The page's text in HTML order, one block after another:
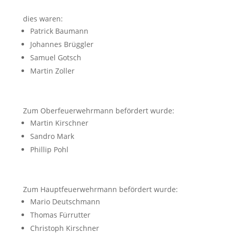
dies waren:
Patrick Baumann
Johannes Brüggler
Samuel Gotsch
Martin Zoller
Zum Oberfeuerwehrmann befördert wurde:
Martin Kirschner
Sandro Mark
Phillip Pohl
Zum Hauptfeuerwehrmann befördert wurde:
Mario Deutschmann
Thomas Fürrutter
Christoph Kirschner